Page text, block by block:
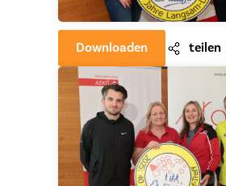
Downloaden teilen